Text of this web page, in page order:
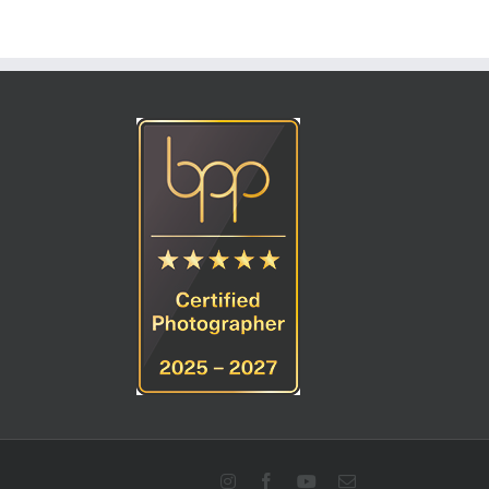
InstagramFacebookYouTube
E-